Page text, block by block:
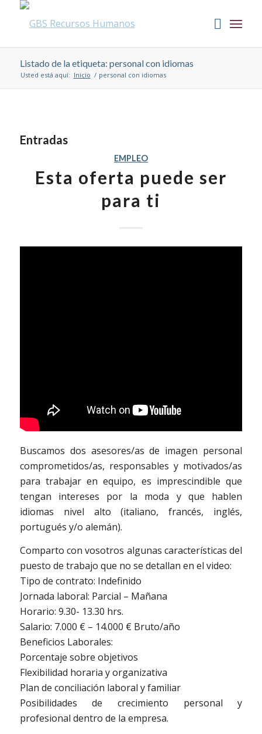
Listado de la etiqueta: personal con idiomas
Usted está aquí: Inicio / personal con idiomas
Entradas
EMPLEO
Esta oferta puede ser
para ti
Buscamos dos asesores/as de imagen personal
comprometidos/as, responsables y motivados/as
para trabajar en equipo, es imprescindible que
tengan intereses por la moda y que hablen
idiomas nivel alto (italiano, francés, inglés,
portugués y/o alemán).
Comparto con vosotros algunas características del
puesto de trabajo que no se detallan en el video:
Tipo de contrato: Indefinido
Jornada laboral: Parcial – Mañana
Horario: 9.30- 13.30 hrs.
Salario: 7.000 € – 14.000 € Bruto/año
Beneficios Laborales:
Porcentaje sobre objetivos
Flexibilidad horaria y organizativa
Plan de conciliación laboral y familiar
Posibilidades de crecimiento personal y
profesional dentro de la empresa.